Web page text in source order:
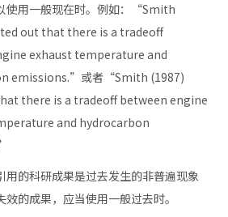
使用一般现在时。例如：“Smith
out that there is a tradeoff
exhaust temperature and
emissions.”或者“Smith (1987)
there is a tradeoff between engine
and hydrocarbon
用的科研成果是过去发生的非普遍现象
效的成果，应当使用一般过去时。